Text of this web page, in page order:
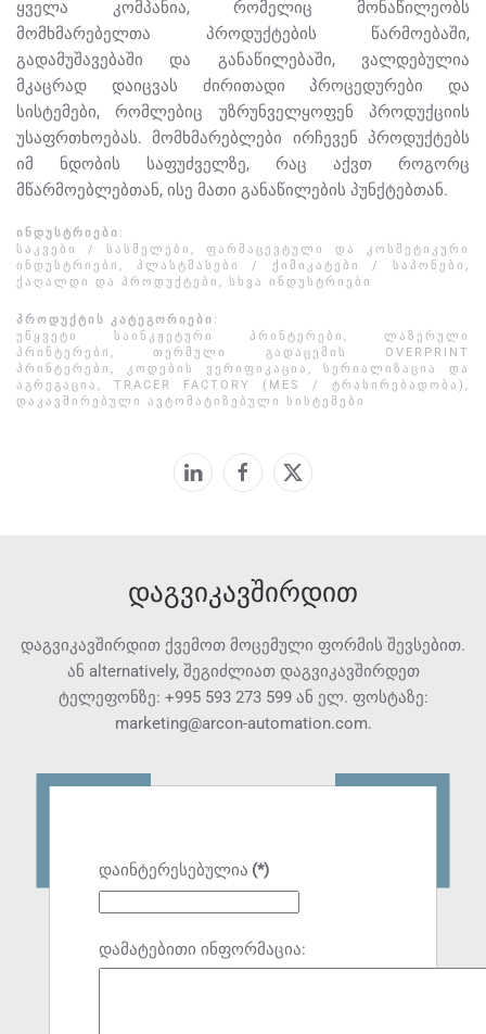
ყველა კომპანია, რომელიც მონაწილეობს
მომხმარებელთა პროდუქტების წარმოებაში,
გადამუშავებაში და განაწილებაში, ვალდებულია
მკაცრად დაიცვას ძირითადი პროცედურები და
სისტემები, რომლებიც უზრუნველყოფენ პროდუქციის
უსაფრთხოებას. მომხმარებლები ირჩევენ პროდუქტებს
იმ ნდობის საფუძველზე, რაც აქვთ როგორც
მწარმოებლებთან, ისე მათი განაწილების პუნქტებთან.
ᲘᲜᲓᲣᲡᲢᲠᲘᲔᲑᲘ :
ᲡᲐᲙᲕᲔᲑᲘ / ᲡᲐᲡᲛᲔᲚᲔᲑᲘ , ᲤᲐᲠᲛᲐᲪᲔᲕᲢᲣᲚᲘ ᲓᲐ ᲙᲝᲡᲛᲔᲢᲘᲙᲣᲠᲘ
ᲘᲜᲓᲣᲡᲢᲠᲘᲔᲑᲘ , ᲞᲚᲐᲡᲢᲛᲐᲡᲔᲑᲘ / ᲥᲘᲛᲘᲙᲐᲢᲔᲑᲘ / ᲡᲐᲞᲝᲜᲔᲑᲘ,
ᲥᲐᲦᲐᲚᲓᲘ ᲓᲐ ᲞᲠᲝᲓᲣᲥᲢᲔᲑᲘ , ᲡᲮᲕᲐ ᲘᲜᲓᲣᲡᲢᲠᲘᲔᲑᲘ
ᲞᲠᲝᲓᲣᲥᲢᲘᲡ ᲙᲐᲢᲔᲒᲝᲠᲘᲔᲑᲘ :
ᲣᲬᲧᲕᲔᲢᲘ ᲡᲐᲘᲜᲙᲟᲔᲢᲣᲠᲘ ᲞᲠᲘᲜᲢᲔᲠᲔᲑᲘ , ᲚᲐᲖᲔᲠᲣᲚᲘ
ᲞᲠᲘᲜᲢᲔᲠᲔᲑᲘ ,ᲗᲔᲠᲛᲣᲚᲘ ᲒᲐᲓᲐᲪᲔᲛᲘᲡ OVERPRINT
ᲞᲠᲘᲜᲢᲔᲠᲔᲑᲘ , ᲙᲝᲓᲔᲑᲘᲡ ᲕᲔᲠᲘᲤᲘᲙᲐᲪᲘᲐ ,
ᲡᲔᲠᲘᲐᲚᲘᲖᲐᲪᲘᲐ ᲓᲐ
ᲐᲒᲠᲔᲒᲐᲪᲘᲐ , TRACER FACTORY (MES / ᲢᲠᲐᲡᲘᲠᲔᲑᲐᲓᲝᲑᲐ) ,
ᲓᲐᲙᲐᲕᲨᲘᲠᲔᲑᲣᲚᲘ ᲐᲕᲢᲝᲛᲐᲢᲘᲖᲔᲑᲣᲚᲘ ᲡᲘᲡᲢᲔᲛᲔᲑᲘ
დაგვიკავშირდით
დაგვიკავშირდით ქვემოთ მოცემული ფორმის შევსებით.
ან alternatively, შეგიძლიათ დაგვიკავშირდეთ
ტელეფონზე: +995 593 273 599ან ელ. ფოსტაზე:
marketing@arcon-automation.com.
დაინტერესებულია (*)
დამატებითი ინფორმაცია: